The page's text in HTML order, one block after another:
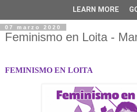
07 marzo 2020
Feminismo en Loita -
FEMINISMO EN LOITA
LEARN MORE